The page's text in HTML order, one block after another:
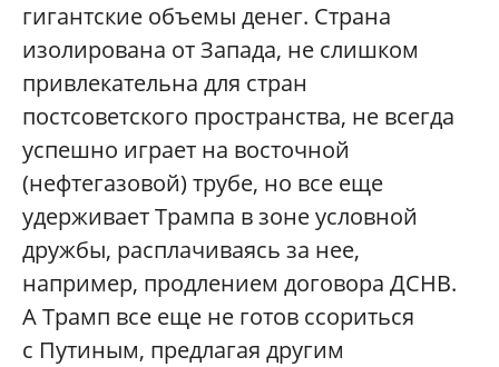
гигантские объемы денег. Страна
изолирована от Запада, не слишком
привлекательна для стран
постсоветского пространства, не всегда
успешно играет на восточной
(нефтегазовой) трубе, но все еще
удерживает Трампа в зоне условной
дружбы, расплачиваясь за нее,
например, продлением договора ДСНВ.
А Трамп все еще не готов ссориться
с Путиным, предлагая другим